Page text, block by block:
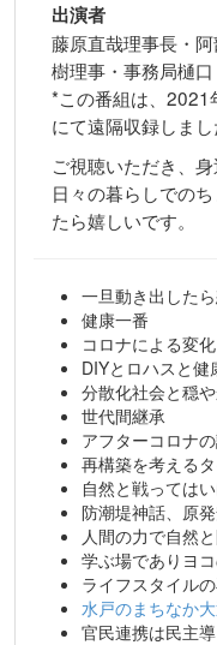
出演者
藤原直哉理事長・
樹理事・事務局樋口
*この番組は、2021
にて遠隔収録しまし
ご視聴いただき、
日々の暮らしでの
たら嬉しいです。
一旦動き出した
健康一番
コロナによる変化
DIYとロハスと
分散化社会と穏
世代間継承
アフターコロナ
再構築を考える
自然と戦っては
防潮堤神話、原
人間の力で自然
学ぶ場でありヨ
ライフスタイル
水戸のまちなか
官民連携は民主